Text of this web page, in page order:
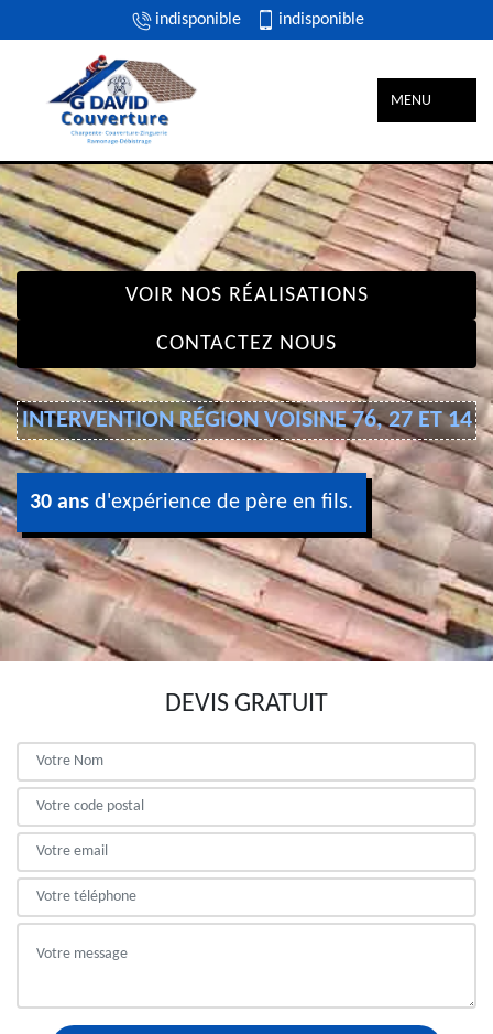
indisponible indisponible
MENU
VOIR NOS RÉALISATIONS
CONTACTEZ NOUS
INTERVENTION RÉGION VOISINE 76, 27 ET 14
30 ans d'expérience de père en fils.
DEVIS GRATUIT